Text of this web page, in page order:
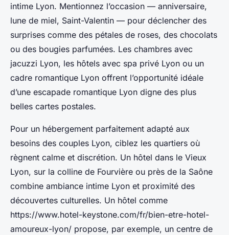
intime Lyon. Mentionnez l’occasion — anniversaire,
lune de miel, Saint-Valentin — pour déclencher des
surprises comme des pétales de roses, des chocolats
ou des bougies parfumées. Les chambres avec
jacuzzi Lyon, les hôtels avec spa privé Lyon ou un
cadre romantique Lyon offrent l’opportunité idéale
d’une escapade romantique Lyon digne des plus
belles cartes postales.
Pour un hébergement parfaitement adapté aux
besoins des couples Lyon, ciblez les quartiers où
règnent calme et discrétion. Un hôtel dans le Vieux
Lyon, sur la colline de Fourvière ou près de la Saône
combine ambiance intime Lyon et proximité des
découvertes culturelles. Un hôtel comme
https://www.hotel-keystone.com/fr/bien-etre-hotel-
amoureux-lyon/ propose, par exemple, un centre de